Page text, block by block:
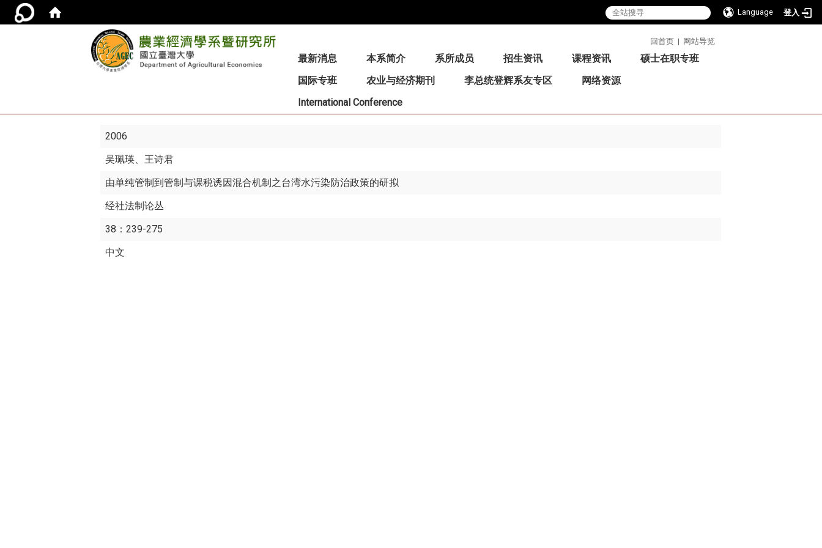
Language 登入
回首页 | 网站导览
最新消息 本系简介 系所成员 招生资讯 课程资讯
硕士在职专班
国际专班
农业与经济期刊 李总统登辉系友专区
网络资源
International Conference
2006
吴珮瑛、王诗君
由单纯管制到管制与课税诱因混合机制之台湾水污染防治政策的研拟
经社法制论丛
38：239-275
中文